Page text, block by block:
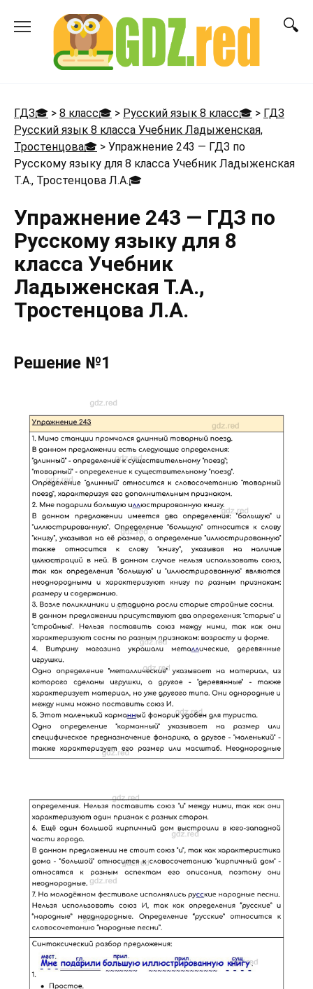
ГДЗ🎓 > 8 класс🎓 > Русский язык 8 класс🎓 > ГДЗ
Русский язык 8 класса Учебник Ладыженская,
Тростенцова🎓 > Упражнение 243 — ГДЗ по
Русскому языку для 8 класса Учебник Ладыженская
Т.А., Тростенцова Л.А.🎓
Упражнение 243 — ГДЗ по
Русскому языку для 8
класса Учебник
Ладыженская Т.А.,
Тростенцова Л.А.
Решение №1